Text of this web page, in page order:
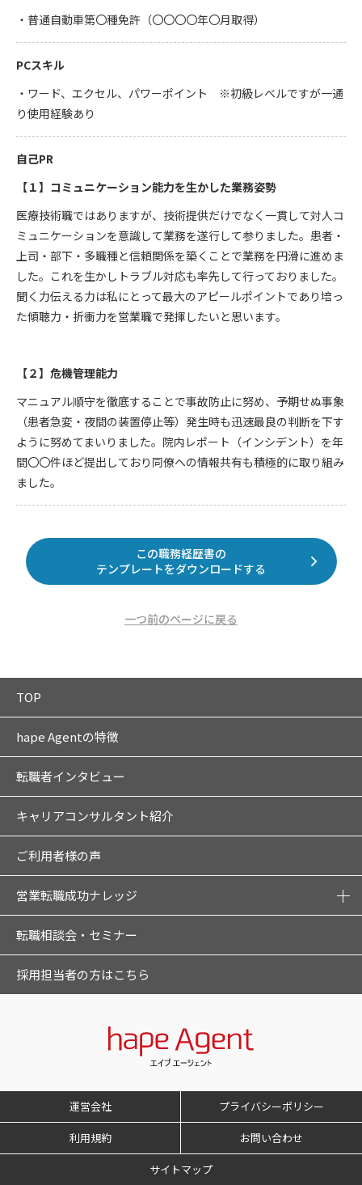
・普通自動車第〇種免許（〇〇〇〇年〇月取得）
PCスキル
・ワード、エクセル、パワーポイント ※初級レベルですが一通
り使用経験あり
自己PR
【１】コミュニケーション能力を生かした業務姿勢
医療技術職ではありますが、技術提供だけでなく一貫して対人コ
ミュニケーションを意識して業務を遂行して参りました。患者・
上司・部下・多職種と信頼関係を築くことで業務を円滑に進めま
した。これを生かしトラブル対応も率先して行っておりました。
聞く力伝える力は私にとって最大のアピールポイントであり培っ
た傾聴力・折衝力を営業職で発揮したいと思います。
【２】危機管理能力
マニュアル順守を徹底することで事故防止に努め、予期せぬ事象
（患者急変・夜間の装置停止等）発生時も迅速最良の判断を下す
ように努めてまいりました。院内レポート（インシデント）を年
間〇〇件ほど提出しており同僚への情報共有も積極的に取り組み
ました。
この職務経歴書の
テンプレートをダウンロードする
一つ前のページに戻る
TOP
hape Agentの特徴
転職者インタビュー
キャリアコンサルタント紹介
ご利用者様の声
営業転職成功ナレッジ
転職相談会・セミナー
採用担当者の方はこちら
運営会社 プライバシーポリシー
利用規約 お問い合わせ
サイトマップ